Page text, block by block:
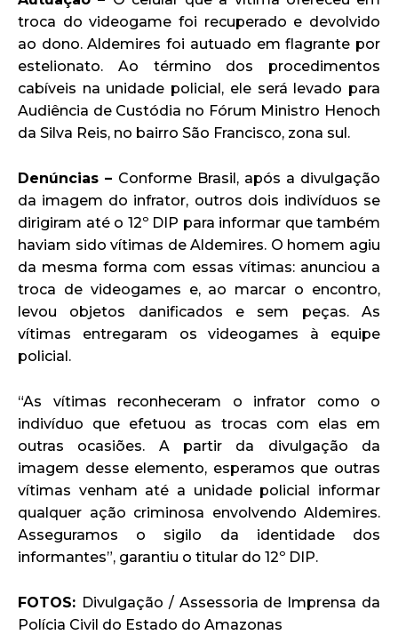
troca do videogame foi recuperado e devolvido
ao dono. Aldemires foi autuado em flagrante por
estelionato. Ao término dos procedimentos
cabíveis na unidade policial, ele será levado para
Audiência de Custódia no Fórum Ministro Henoch
da Silva Reis, no bairro São Francisco, zona sul.
Denúncias – Conforme Brasil, após a divulgação
da imagem do infrator, outros dois indivíduos se
dirigiram até o 12º DIP para informar que também
haviam sido vítimas de Aldemires. O homem agiu
da mesma forma com essas vítimas: anunciou a
troca de videogames e, ao marcar o encontro,
levou objetos danificados e sem peças. As
vítimas entregaram os videogames à equipe
policial.
“As vítimas reconheceram o infrator como o
indivíduo que efetuou as trocas com elas em
outras ocasiões. A partir da divulgação da
imagem desse elemento, esperamos que outras
vítimas venham até a unidade policial informar
qualquer ação criminosa envolvendo Aldemires.
Asseguramos o sigilo da identidade dos
informantes”, garantiu o titular do 12º DIP.
FOTOS: Divulgação / Assessoria de Imprensa da
Polícia Civil do Estado do Amazonas